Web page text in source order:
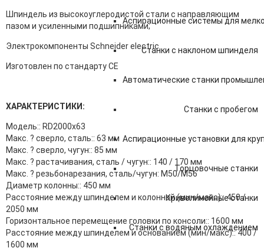
Аспирационные системы для
Станки с наклоном шпинделя
Автоматические станки
Станки с пробегом
Аспирационные установки для
Торцовочные станки
Криволинейные станки
Станки с водяным охлаждением
Шпиндель из высокоуглеродистой стали с направляющим
пазом и усиленными подшипниками;
Электрокомпоненты Schneider electric
Изготовлен по стандарту СЕ
ХАРАКТЕРИСТИКИ:
Модель:: RD2000x63
Макс. ? сверло, сталь:: 63 мм
Макс. ? сверло, чугун:: 85 мм
Макс. ? растачивания, сталь / чугун:: 140 / 170 мм
Макс. ? резьбонарезания, сталь/чугун: М50/М56
Диаметр колонны:: 450 мм
Расстояние между шпинделем и колонной (мин/макс):: 450 /
2050 мм
Горизонтальное перемещение головки по консоли:: 1600 мм
Расстояние между шпинделем и основанием (мин/макс):: 400 /
1600 мм